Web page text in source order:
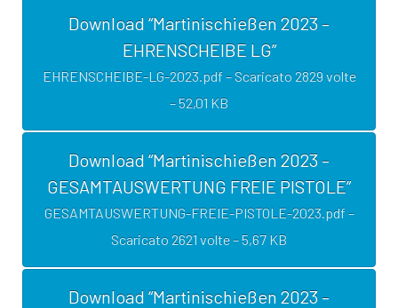
Download “Martinischießen 2023 –
EHRENSCHEIBE LG”
EHRENSCHEIBE-LG-2023.pdf – Scaricato 2829 volte
– 52,01 KB
Download “Martinischießen 2023 –
GESAMTAUSWERTUNG FREIE PISTOLE”
GESAMTAUSWERTUNG-FREIE-PISTOLE-2023.pdf –
Scaricato 2621 volte – 5,67 KB
Download “Martinischießen 2023 –